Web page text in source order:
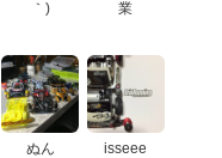
｀)
業
ぬん isseee